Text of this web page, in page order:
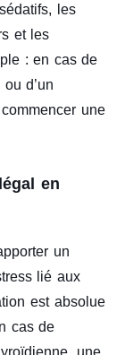
les
et les
: en cas de
d’un
une
en
un
lié aux
est absolue
cas de
une